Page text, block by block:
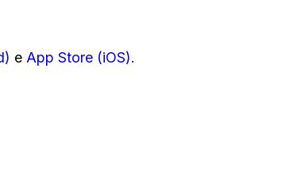
e App Store (iOS).